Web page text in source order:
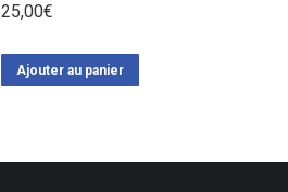
25,00€
Ajouter au panier